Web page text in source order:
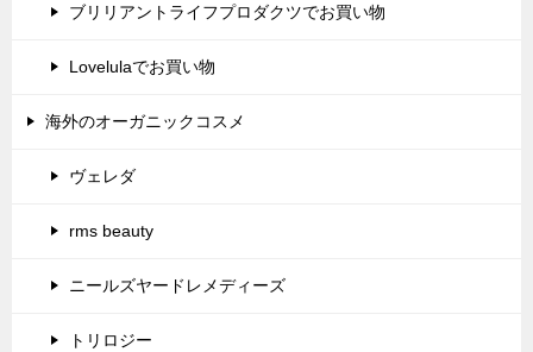
ブリリアントライフプロダクツでお買い物
Lovelulaでお買い物
海外のオーガニックコスメ
ヴェレダ
rms beauty
ニールズヤードレメディーズ
トリロジー